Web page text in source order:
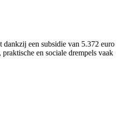
een subsidie van 5.372 euro
en sociale drempels vaak